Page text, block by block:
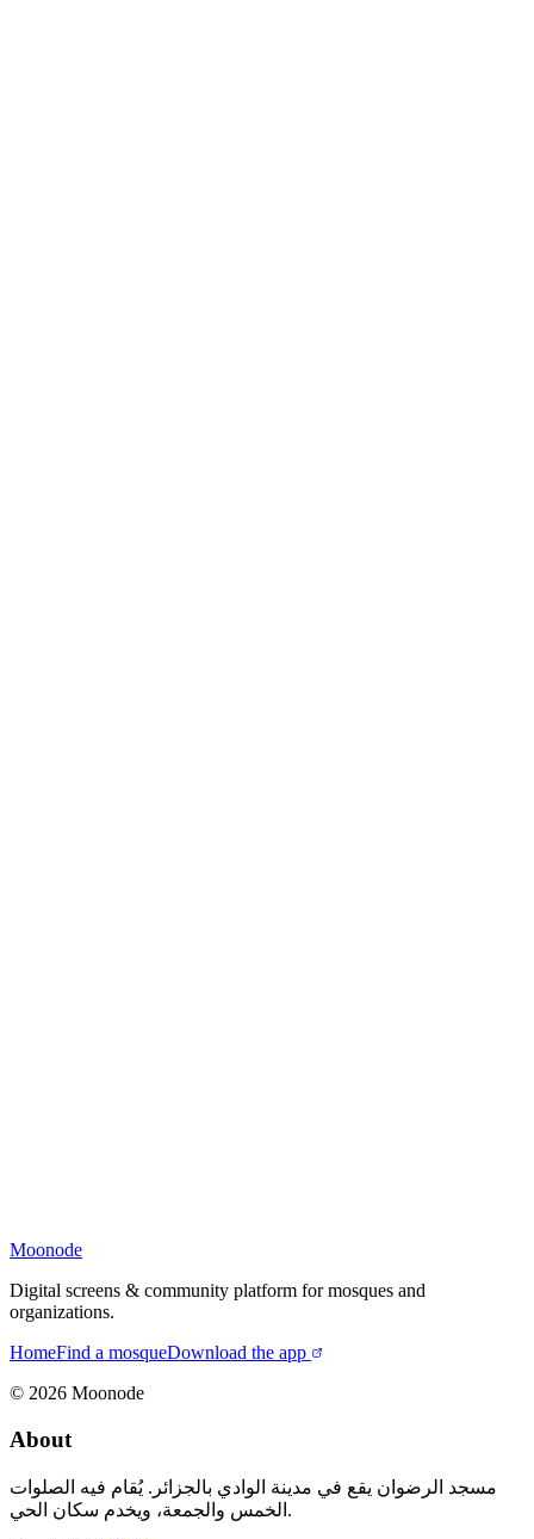
Moonode
Digital screens & community platform for mosques and
organizations.
HomeFind a mosqueDownload the app
© 2026 Moonode
About
مسجد الرضوان يقع في مدينة الوادي بالجزائر. يُقام فيه الصلوات
الخمس والجمعة، ويخدم سكان الحي.